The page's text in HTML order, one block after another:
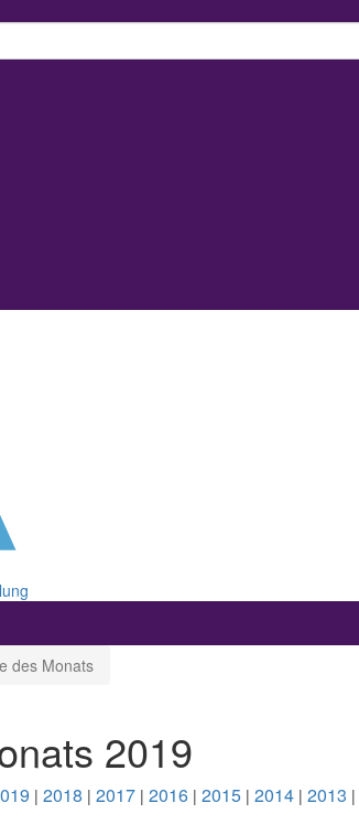
des Monats
2019
| 2018 | 2017 | 2016 | 2015 | 2014 | 2013 |